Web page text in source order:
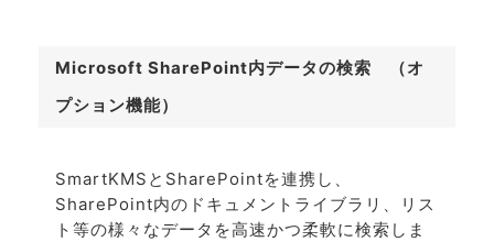
Microsoft SharePoint内データの検索 （オ
プション機能）
SmartKMSとSharePointを連携し、
SharePoint内のドキュメントライブラリ、リス
ト等の様々なデータを高速かつ柔軟に検索しま